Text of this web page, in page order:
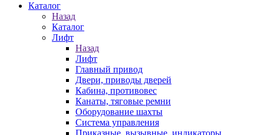
Каталог
Назад
Каталог
Лифт
Назад
Лифт
Главный привод
Двери, приводы дверей
Кабина, противовес
Канаты, тяговые ремни
Оборудование шахты
Система управления
Приказные, вызывные, индикаторы